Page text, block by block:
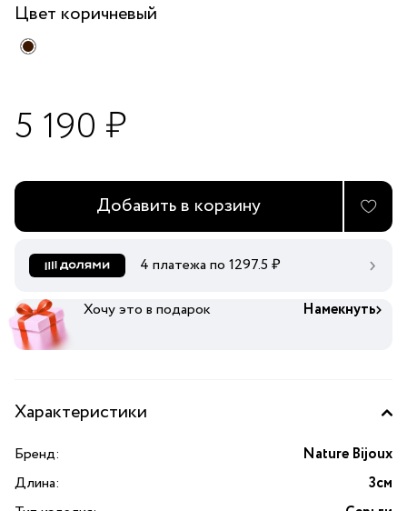
Цвет коричневый
5 190 ₽
Добавить в корзину
4 платежа по 1297.5 ₽
Хочу это в подарок Намекнуть
Характеристики
Бренд:
Nature Bijoux
Длина:
3см